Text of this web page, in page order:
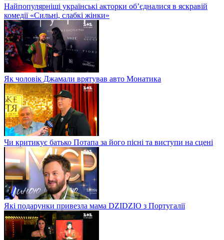
Найпопулярніші українські акторки об’єдналися в яскравій
комедії «Сильні, слабкі жінки»
Як чоловік Джамали врятував авто Монатика
Чи критикує батько Потапа за його пісні та виступи на сцені
Які подарунки привезла мама DZIDZIO з Португалії